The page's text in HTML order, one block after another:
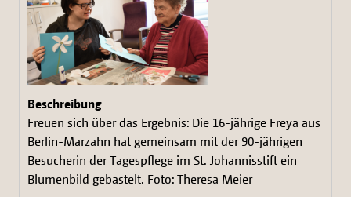
Freuen sich über das Ergebnis: Die 16-jährige Freya aus
Berlin-Marzahn hat gemeinsam mit der 90-jährigen
Besucherin der Tagespflege im St. Johannisstift ein
Blumenbild gebastelt. Foto: Theresa Meier